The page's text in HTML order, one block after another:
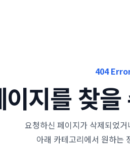
404
이지를 찾
요청하신 페이지가 삭제되었
아래 카테고리에서 원하는